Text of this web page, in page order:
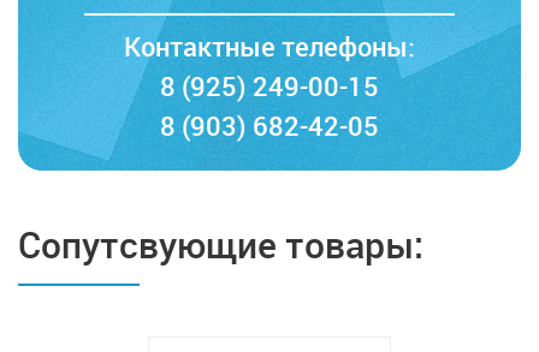
Контактные телефоны:
8 (925) 249-00-15
8 (903) 682-42-05
Сопутсвующие товары: